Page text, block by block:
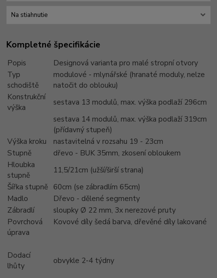
Na stiahnutie
Kompletné špecifikácie
Popis
Designová varianta pro malé stropní otvory
Typ
schodiště
modulové - mlynářské (hranaté moduly, nelze
natočit do oblouku)
Konstrukční
výška
sestava 13 modulů, max. výška podlaží 296cm
sestava 14 modulů, max. výška podlaží 319cm
(přídavný stupeň)
Výška kroku
nastavitelná v rozsahu 19 - 23cm
Stupně
dřevo - BUK 35mm, zkosení obloukem
Hloubka
stupně
11,5/21cm (užší/širší strana)
Šířka stupně 60cm (se zábradlím 65cm)
Madlo
Dřevo - dělené segmenty
Zábradlí
sloupky Ø 22 mm, 3x nerezové pruty
Povrchová
úprava
Kovové díly šedá barva, dřevěné díly lakované
Dodací
lhůty
obvykle 2-4 týdny